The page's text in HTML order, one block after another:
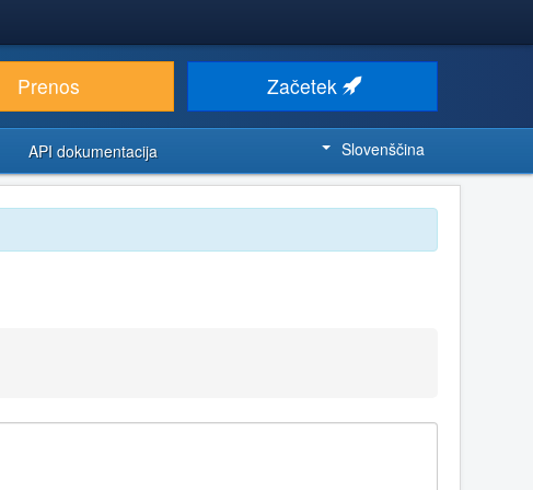
Prenos Začetek
API dokumentacija Slovenščina